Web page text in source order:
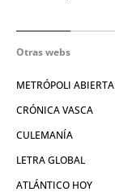
Otras webs
METRÓPOLI ABIERTA
CRÓNICA VASCA
CULEMANÍA
LETRA GLOBAL
ATLÁNTICO HOY